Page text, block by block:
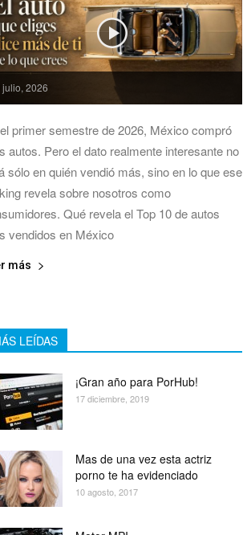
julio, 2026
primer semestre de 2026, México compró
autos. Pero el dato realmente interesante no
sólo en quién vendió más, sino en lo que ese
revela sobre nosotros como
Qué revela el Top 10 de autos
vendidos en México
más
LEÍDAS
¡Gran año para PorHub!
17 diciembre, 2019
Mas de una vez esta actriz
porno te ha evidenciado
10 agosto, 2017